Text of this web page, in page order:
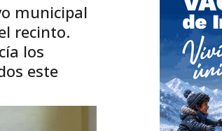
municipal
recinto.
los
este